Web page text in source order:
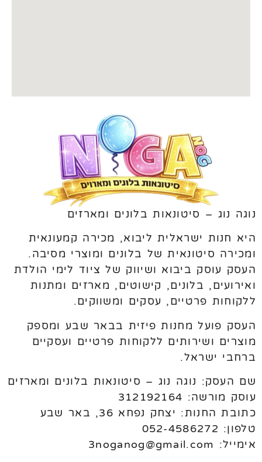
נוגה נוג – סיטונאות בלונים ומארזים
היא חנות ישראלית ליבוא, מכירה קמעונאית
ומכירה סיטונאית של בלונים ומוצרי מסיבה.
העסק עוסק ביבוא ושיווק של ציוד לימי הולדת
ואירועים, בלונים, קישוטים, מארזים ומתנות
ללקוחות פרטיים, עסקים ומשווקים.
העסק פועל מחנות פיזית בבאר שבע ומספק
מוצרים ושירותים ללקוחות פרטיים ועסקיים
ברחבי ישראל.
שם העסק: נוגה נוג – סיטונאות בלונים ומארזים
עוסק מורשה: 312192164
כתובת החנות: יצחק נפחא 36, באר שבע
טלפון: 052-4586272
אימייל: 3noganog@gmail.com